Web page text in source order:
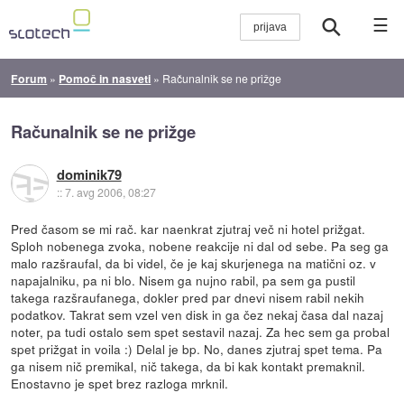
☰
Forum » Pomoč in nasveti » Računalnik se ne prižge
Računalnik se ne prižge
dominik79
::7. avg 2006, 08:27
Pred časom se mi rač. kar naenkrat zjutraj več ni hotel prižgat.
Sploh nobenega zvoka, nobene reakcije ni dal od sebe. Pa seg ga
malo razšraufal, da bi videl, če je kaj skurjenega na matični oz. v
napajalniku, pa ni blo. Nisem ga nujno rabil, pa sem ga pustil
takega razšraufanega, dokler pred par dnevi nisem rabil nekih
podatkov. Takrat sem vzel ven disk in ga čez nekaj časa dal nazaj
noter, pa tudi ostalo sem spet sestavil nazaj. Za hec sem ga probal
spet prižgat in voila :) Delal je bp. No, danes zjutraj spet tema. Pa
ga nisem nič premikal, nič takega, da bi kak kontakt premaknil.
Enostavno je spet brez razloga mrknil.